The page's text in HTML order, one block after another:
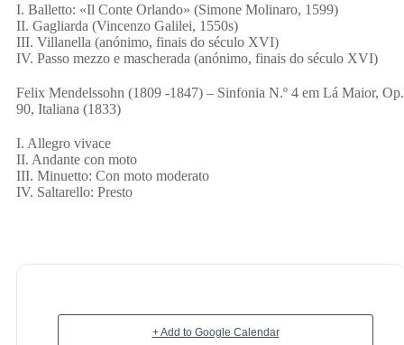
I. Balletto: «Il Conte Orlando» (Simone Molinaro, 1599)
II. Gagliarda (Vincenzo Galilei, 1550s)
III. Villanella (anónimo, finais do século XVI)
IV. Passo mezzo e mascherada (anónimo, finais do século XVI)
Felix Mendelssohn (1809 -1847) – Sinfonia N.º 4 em Lá Maior, Op.
90, Italiana (1833)
I. Allegro vivace
II. Andante con moto
III. Minuetto: Con moto moderato
IV. Saltarello: Presto
+ Add to Google Calendar